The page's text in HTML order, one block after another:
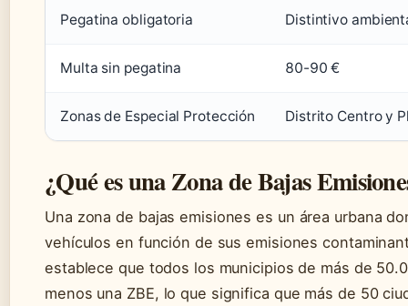
Pegatina obligatoria Distintivo
Multa sin pegatina 80-90 €
Zonas de Especial Protección Distrito Centro y
¿Qué es una Zona de Bajas
Una zona de bajas emisiones es un área urbana
vehículos en función de sus emisiones
establece que todos los municipios de más de
menos una ZBE, lo que significa que más de 50